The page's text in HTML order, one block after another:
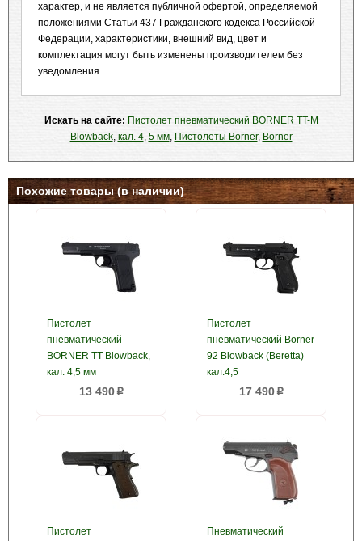
характер, и не является публичной офертой, определяемой
положениями Статьи 437 Гражданского кодекса Российской
Федерации, характеристики, внешний вид, цвет и
комплектация могут быть изменены производителем без
уведомления.
Искать на сайте: Пистолет пневматический BORNER TT-M
Blowback, кал. 4, 5 мм, Пистолеты Borner, Borner
Похожие товары (в наличии)
Пистолет
пневматический
BORNER TT Blowback,
кал. 4,5 мм
13 490p
Пистолет
пневматический Borner
92 Blowback (Beretta)
кал.4,5
17 490p
Пистолет
Пневматический